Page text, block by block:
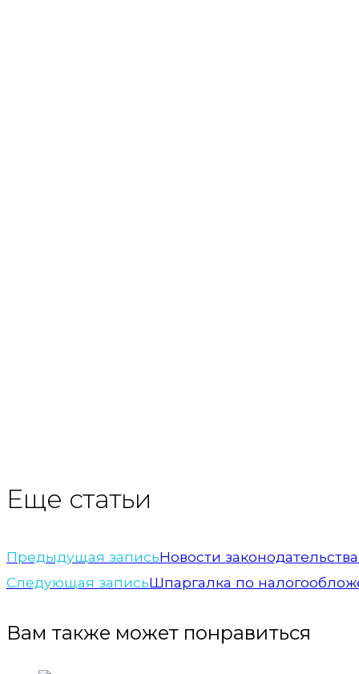
Еще статьи
Предыдущая записьНовости
Следующая записьШпаргалка по
Вам также может понравиться